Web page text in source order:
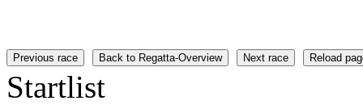
Previous race Back to Regatta-Overview Next race Reload
Startlist